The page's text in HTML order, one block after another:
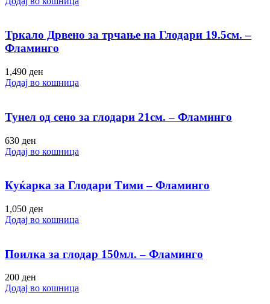
Тркало Дрвено за трчање на Глодари 19.5см. –
Фламинго
1,490 ден
Додај во кошница
Тунел од сено за глодари 21см. – Фламинго
630 ден
Додај во кошница
Куќарка за Глодари Тими – Фламинго
1,050 ден
Додај во кошница
Поилка за глодар 150мл. – Фламинго
200 ден
Додај во кошница